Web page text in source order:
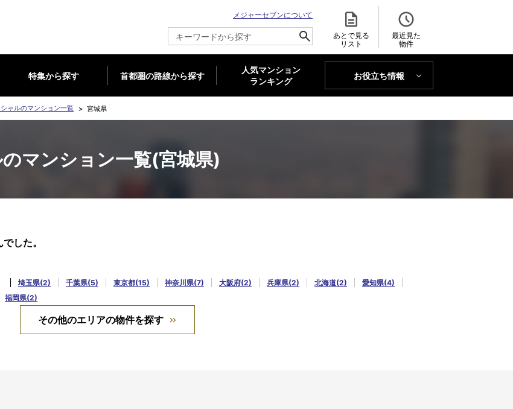
メジャーセブンについて
あとで見る
リスト
最近見た
物件
特集から探す 首都圏の路線から探す
人気マンション
ランキング
お役立ち情報
MAJOR'S BLOG
ャルのマンション一覧 宮城県
マンション一覧(宮城県)
した。
埼玉県(2) 千葉県(5) 東京都(15) 神奈川県(7) 大阪府(2) 兵庫県(2) 北海道(2)
愛知県(4)
福岡県(2)
その他のエリアの物件を探す